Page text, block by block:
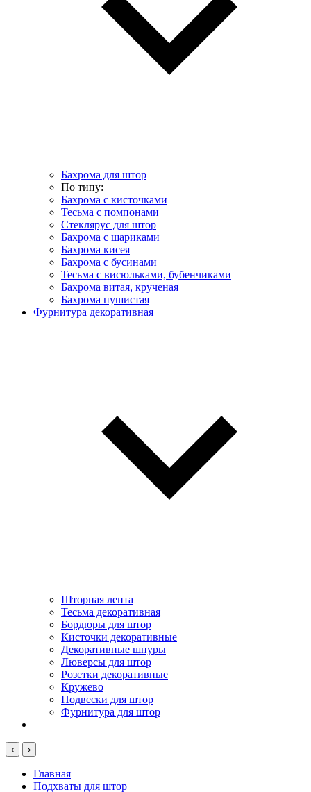
Бахрома для штор
По типу:
Бахрома с кисточками
Тесьма с помпонами
Стеклярус для штор
Бахрома с шариками
Бахрома кисея
Бахрома с бусинами
Тесьма с висюльками, бубенчиками
Бахрома витая, крученая
Бахрома пушистая
Фурнитура декоративная
Шторная лента
Тесьма декоративная
Бордюры для штор
Кисточки декоративные
Декоративные шнуры
Люверсы для штор
Розетки декоративные
Кружево
Подвески для штор
Фурнитура для штор
‹ ›
Главная
Подхваты для штор